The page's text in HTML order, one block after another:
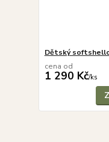
Dětský
cena od
1 290 Kč/ks